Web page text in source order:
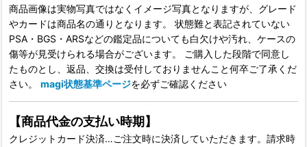
商品画像は実物写真ではなくイメージ写真となりますが、グレード
やカードは商品名の通りとなります。 状態難と表記されていない
PSA・BGS・ARSなどの鑑定品についても白欠けや汚れ、ケースの
傷等が見受けられる場合がございます。 ご購入した段階で同意し
たものとし、返品、交換は受付しておりませんこと何卒ご了承くだ
さい。 magi状態基準ページを必ずご確認ください
【商品代金の支払い時期】
クレジットカード決済…ご注文時に決済していただきます。請求時